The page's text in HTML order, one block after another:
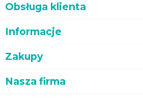
Obsługa klienta
Informacje
Zakupy
Nasza firma